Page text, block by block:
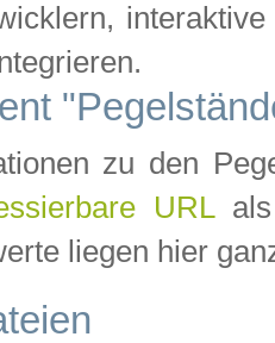
zu den
URLals
liegen hier